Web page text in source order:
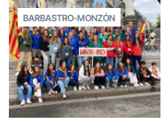
BARBASTRO-MONZÓN